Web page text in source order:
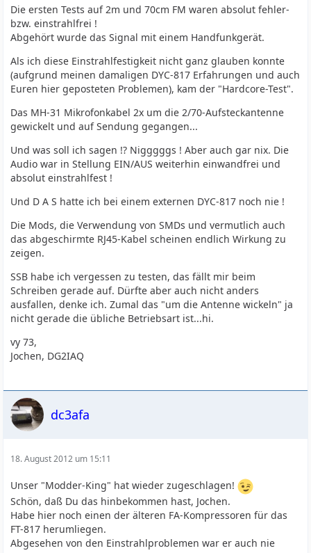
Die ersten Tests auf 2m und 70cm FM waren absolut fehler-
bzw. einstrahlfrei !
Abgehört wurde das Signal mit einem Handfunkgerät.
Als ich diese Einstrahlfestigkeit nicht ganz glauben konnte
(aufgrund meinen damaligen DYC-817 Erfahrungen und auch
Euren hier geposteten Problemen), kam der "Hardcore-Test".
Das MH-31 Mikrofonkabel 2x um die 2/70-Aufsteckantenne
gewickelt und auf Sendung gegangen...
Und was soll ich sagen !? Nigggggs ! Aber auch gar nix. Die
Audio war in Stellung EIN/AUS weiterhin einwandfrei und
absolut einstrahlfest !
Und D A S hatte ich bei einem externen DYC-817 noch nie !
Die Mods, die Verwendung von SMDs und vermutlich auch
das abgeschirmte RJ45-Kabel scheinen endlich Wirkung zu
zeigen.
SSB habe ich vergessen zu testen, das fällt mir beim
Schreiben gerade auf. Dürfte aber auch nicht anders
ausfallen, denke ich. Zumal das "um die Antenne wickeln" ja
nicht gerade die übliche Betriebsart ist...hi.
vy 73,
Jochen, DG2IAQ
dc3afa
18. August 2012 um 15:11
Unser "Modder-King" hat wieder zugeschlagen!
Schön, daß Du das hinbekommen hast, Jochen.
Habe hier noch einen der älteren FA-Kompressoren für das
FT-817 herumliegen.
Abgesehen von den Einstrahlproblemen war er auch nie